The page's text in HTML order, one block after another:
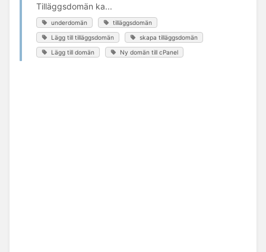
Tilläggsdomän ka...
underdomän tilläggsdomän
Lägg till tilläggsdomän skapa tilläggsdomän
Lägg till domän Ny domän till cPanel